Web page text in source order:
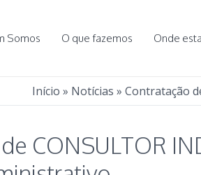
Somos O que fazemos Onde
Início » Notícias » Contratação
CONSULTOR